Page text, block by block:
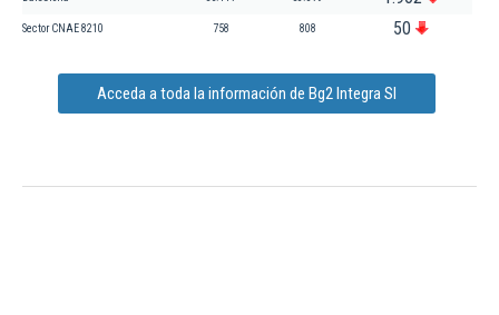
Sector CNAE 8210 758 808 50
Acceda a toda la información de Bg2 Integra Sl